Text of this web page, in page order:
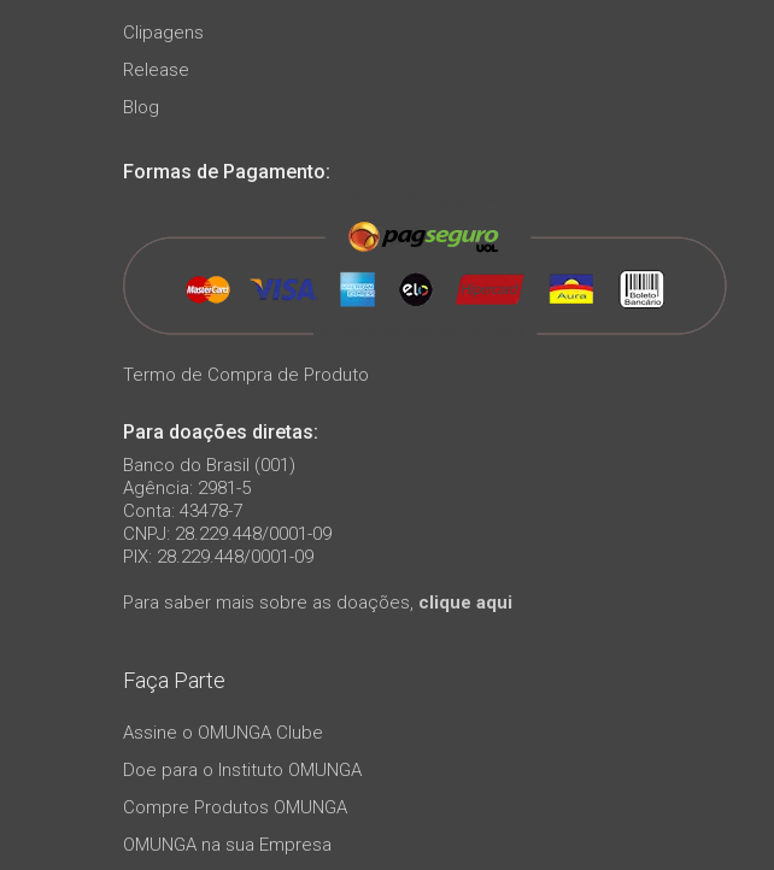
Clipagens
Release
Blog
Formas de Pagamento:
Termo de Compra de Produto
Para doações diretas:
Banco do Brasil (001)
Agência: 2981-5
Conta: 43478-7
CNPJ: 28.229.448/0001-09
PIX: 28.229.448/0001-09
Para saber mais sobre as doações, clique aqui
Faça Parte
Assine o OMUNGA Clube
Doe para o Instituto OMUNGA
Compre Produtos OMUNGA
OMUNGA na sua Empresa